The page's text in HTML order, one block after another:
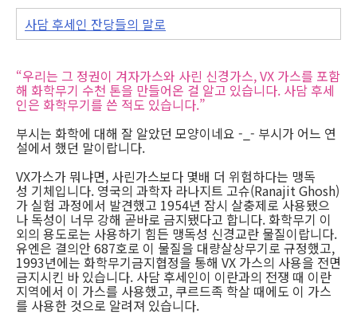
사담 후세인 잔당들의 말로
“우리는 그 정권이 겨자가스와 사린 신경가스, VX 가스를 포함
해 화학무기 수천 톤을 만들어온 걸 알고 있습니다. 사담 후세
인은 화학무기를 쓴 적도 있습니다.”
부시는 화학에 대해 잘 알았던 모양이네요 -_- 부시가 어느 연
설에서 했던 말이랍니다.
VX가스가 뭐냐면, 사린가스보다 몇배 더 위험하다는 맹독
성 기체입니다. 영국의 과학자 라나지트 고슈(Ranajit Ghosh)
가 실험 과정에서 발견했고 1954년 잠시 살충제로 사용됐으
나 독성이 너무 강해 곧바로 금지됐다고 합니다. 화학무기 이
외의 용도로는 사용하기 힘든 맹독성 신경교란 물질이랍니다.
유엔은 결의안 687호로 이 물질을 대량살상무기로 규정했고,
1993년에는 화학무기금지협정을 통해 VX 가스의 사용을 전면
금지시킨 바 있습니다. 사담 후세인이 이란과의 전쟁 때 이란
지역에서 이 가스를 사용했고, 쿠르드족 학살 때에도 이 가스
를 사용한 것으로 알려져 있습니다.